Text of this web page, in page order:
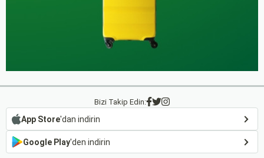
Bizi Takip Edin:
App Store'dan indirin
Google Play'den indirin